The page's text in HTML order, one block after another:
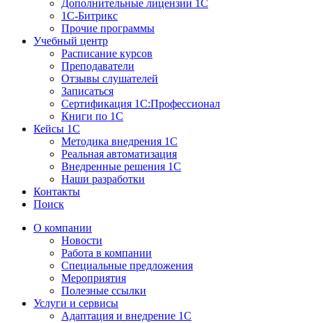
Дополнительные лицензии 1С
1С-Битрикс
Прочие программы
Учебный центр
Расписание курсов
Преподаватели
Отзывы слушателей
Записаться
Сертификация 1С:Профессионал
Книги по 1С
Кейсы 1С
Методика внедрения 1С
Реальная автоматизация
Внедренные решения 1С
Наши разработки
Контакты
Поиск
О компании
Новости
Работа в компании
Специальные предложения
Мероприятия
Полезные ссылки
Услуги и сервисы
Адаптация и внедрение 1С